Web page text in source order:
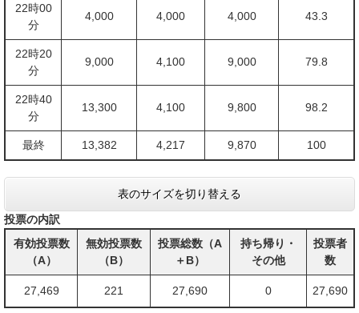
22時00
分
4,000 4,000 4,000 43.3
22時20
分
9,000 4,100 9,000 79.8
22時40
分
13,300 4,100 9,800 98.2
最終 13,382 4,217 9,870 100
表のサイズを切り替える
投票の内訳
有効投票数
（A）
無効投票数
（B）
投票総数（A
＋B）
持ち帰り・
その他
投票者
数
27,469 221 27,690 0 27,690